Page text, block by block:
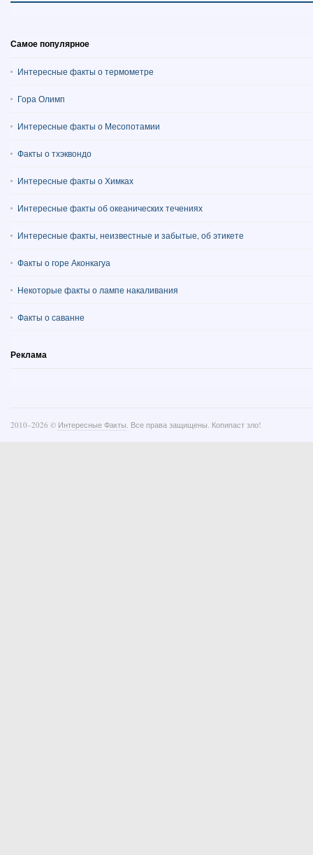
Самое популярное
Интересные факты о термометре
Гора Олимп
Интересные факты о Месопотамии
Факты о тхэквондо
Интересные факты о Химках
Интересные факты об океанических течениях
Интересные факты, неизвестные и забытые, об этикете
Факты о горе Аконкагуа
Некоторые факты о лампе накаливания
Факты о саванне
Реклама
2010–2026 © Интересные Факты. Все права защищены. Копипаст зло!